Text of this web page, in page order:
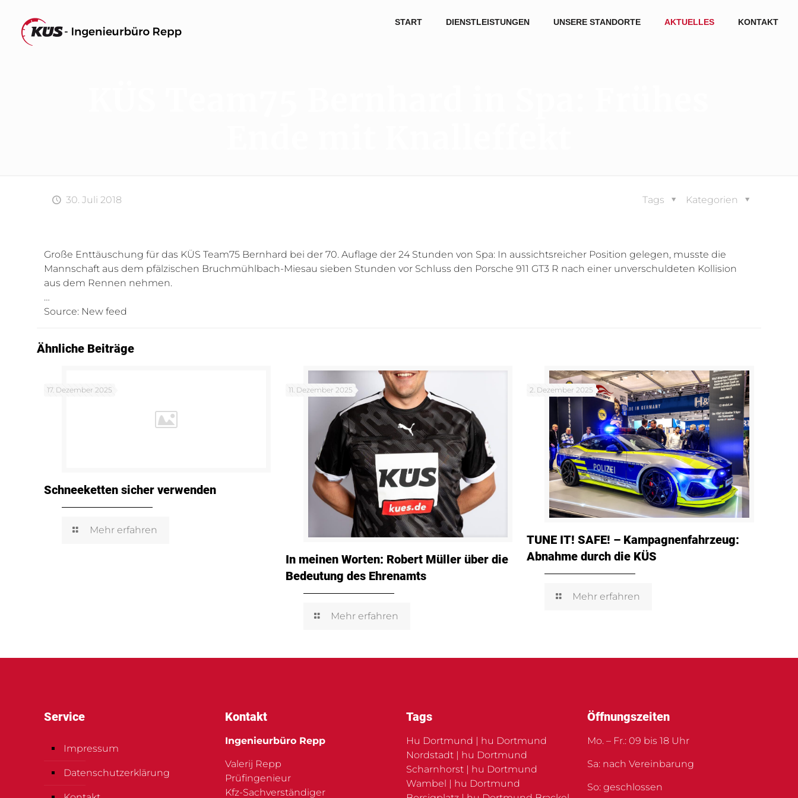
START DIENSTLEISTUNGEN UNSERE STANDORTE AKTUELLES KONTAKT
30. Juli 2018 Kategorien
Tags
Große Enttäuschung für das KÜS Team75 Bernhard bei der 70. Auflage der 24 Stunden von Spa: In aussichtsreicher Position gelegen, musste die
Mannschaft aus dem pfälzischen Bruchmühlbach-Miesau sieben Stunden vor Schluss den Porsche 911 GT3 R nach einer unverschuldeten Kollision
aus dem Rennen nehmen.
…
Source: New feed
Ähnliche Beiträge
17. Dezember 2025
Schneeketten sicher verwenden
Mehr erfahren
11. Dezember 2025
In meinen Worten: Robert Müller über die
Bedeutung des Ehrenamts
Mehr erfahren
2. Dezember 2025
TUNE IT! SAFE! – Kampagnenfahrzeug:
Abnahme durch die KÜS
Mehr erfahren
Service
Impressum
Datenschutzerklärung
Kontakt
Ingenieurbüro Repp
Valerij Repp
Prüfingenieur
Kfz-Sachverständiger
Tags
Hu Dortmund | hu Dortmund
Nordstadt | hu Dortmund
Scharnhorst | hu Dortmund
Wambel | hu Dortmund
Öffnungszeiten
Mo. – Fr.: 09 bis 18 Uhr
Sa: nach Vereinbarung
So: geschlossen